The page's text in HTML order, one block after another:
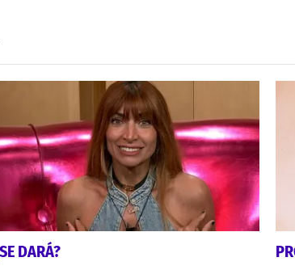
DARÁ?